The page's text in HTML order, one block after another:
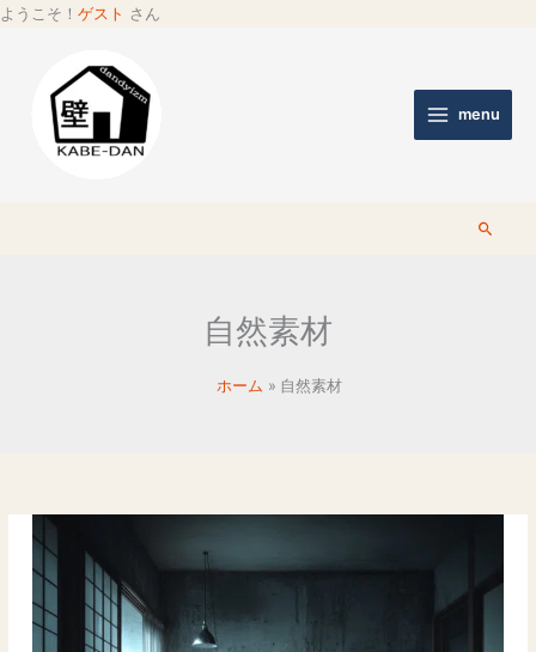
ようこそ！ ゲスト さん
menu
検
自然素材
ホーム 自然素材